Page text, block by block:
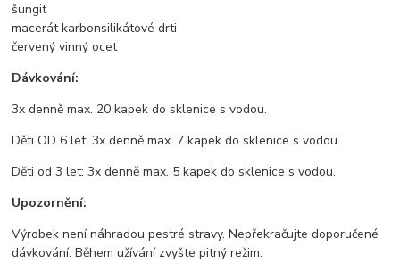
šungit
macerát karbonsilikátové drti
červený vinný ocet
Dávkování:
3x denně max. 20 kapek do sklenice s vodou.
Děti OD 6 let: 3x denně max. 7 kapek do sklenice s vodou.
Děti od 3 let: 3x denně max. 5 kapek do sklenice s vodou.
Upozornění:
Výrobek není náhradou pestré stravy. Nepřekračujte doporučené
dávkování. Během užívání zvyšte pitný režim.